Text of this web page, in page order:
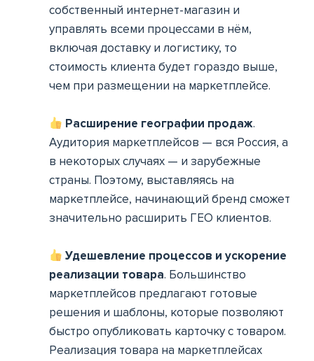
собственный интернет-магазин и
управлять всеми процессами в нём,
включая доставку и логистику, то
стоимость клиента будет гораздо выше,
чем при размещении на маркетплейсе.
Расширение географии продаж.
Аудитория маркетплейсов — вся Россия, а
в некоторых случаях — и зарубежные
страны. Поэтому, выставляясь на
маркетплейсе, начинающий бренд сможет
значительно расширить ГЕО клиентов.
Удешевление процессов и ускорение
реализации товара. Большинство
маркетплейсов предлагают готовые
решения и шаблоны, которые позволяют
быстро опубликовать карточку с товаром.
Реализация товара на маркетплейсах